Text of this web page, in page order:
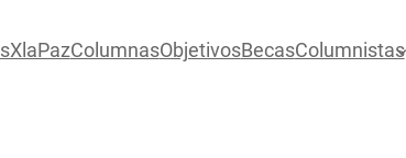
ColumnasObjetivosBecasColumnistas